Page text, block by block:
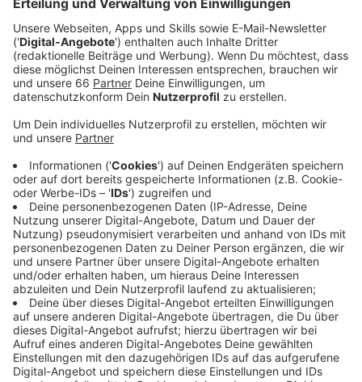
ab dieser Sommersaison wieder Geld dafür
nehmen (bis zu 67 Euro / qm). Davon rückt sie nun
ab. Oberbürgermeister Keller wird sich morgen mit
Branchenvertretern treffen. Der Druck auf die
Stadt ist zu groß geworden. Der Gastroverband
DEHOGA hatte hier bei Antenne Düsseldorf
gefordert, die Gebühren weiter auszusetzen.
Anzeige
Dem haben sich auch Wirtschaft und Politik
angeschlossen. Die schwarzgrüne Ratsmehrheit
bereitet einen entsprechenden Antrag vor. Die IHK
findet, dass die Stadt trotz angespannter
Haushaltslage auf das Geld für die Außenterrassen
verzichten soll. Die Gastronomen hätten schließlich
viel Geld investiert. Außerdem würden die Terrassen